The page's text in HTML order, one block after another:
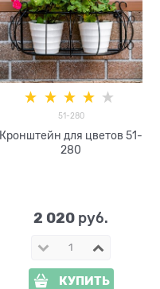
51-280
Кронштейн для цветов 51-
280
2 020 руб.
КУПИТЬ